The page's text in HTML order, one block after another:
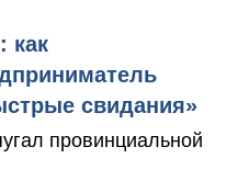
как
свидания»
провинциальной